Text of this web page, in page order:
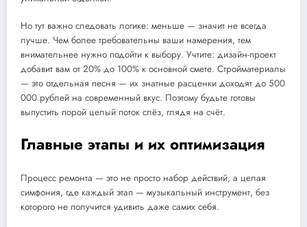
Но тут важно следовать логике: меньше — значит не всегда
лучше. Чем более требовательны ваши намерения, тем
внимательнее нужно подойти к выбору. Учтите: дизайн-проект
добавит вам от 20% до 100% к основной смете. Стройматериалы
— это отдельная песня — их знатные расценки доходят до 500
000 рублей на современный вкус. Поэтому будьте готовы
выпустить порой целый поток слёз, глядя на счёт.
Главные этапы и их оптимизация
Процесс ремонта — это не просто набор действий, а целая
симфония, где каждый этап — музыкальный инструмент, без
которого не получится удивить даже самих себя.